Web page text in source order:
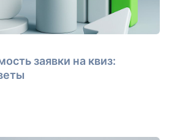
заявки на квиз: